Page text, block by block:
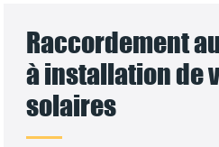
Raccordement
à installation de
solaires